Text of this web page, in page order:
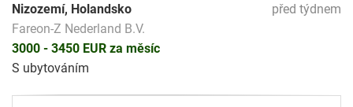
před týdnem
Nizozemí, Holandsko
Fareon-Z Nederland B.V.
3000 - 3450 EUR za měsíc
S ubytováním